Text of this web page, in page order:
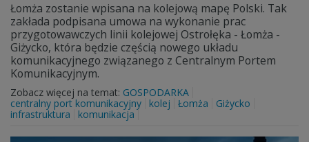
Łomża zostanie wpisana na kolejową mapę Polski. Tak
zakłada podpisana umowa na wykonanie prac
przygotowawczych linii kolejowej Ostrołęka - Łomża -
Giżycko, która będzie częścią nowego układu
komunikacyjnego związanego z Centralnym Portem
Komunikacyjnym.
Zobacz więcej na temat: GOSPODARKA
centralny port komunikacyjny
kolej Łomża
Giżycko
infrastruktura
komunikacja